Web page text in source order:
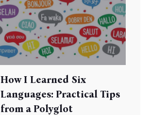
How I Learned Six
Languages: Practical Tips
from a Polyglot